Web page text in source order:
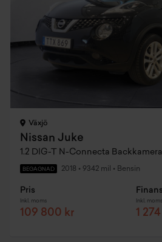
Växjö
Nissan Juke
1.2 DIG-T N-Connecta
BEGAGNAD 2018 • 9342 mil • Bensin
Pris
Inkl. moms
109 800 kr
Inkl. moms
1